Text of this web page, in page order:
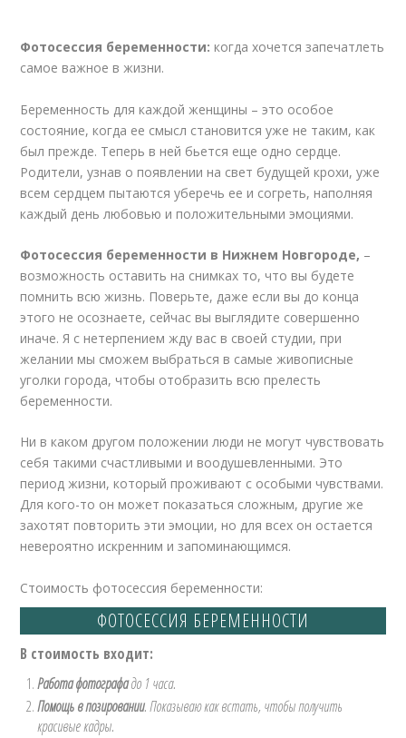
Фотосессия беременности: когда хочется запечатлеть
самое важное в жизни.
Беременность для каждой женщины – это особое
состояние, когда ее смысл становится уже не таким, как
был прежде. Теперь в ней бьется еще одно сердце.
Родители, узнав о появлении на свет будущей крохи, уже
всем сердцем пытаются уберечь ее и согреть, наполняя
каждый день любовью и положительными эмоциями.
Фотосессия беременности в Нижнем Новгороде, –
возможность оставить на снимках то, что вы будете
помнить всю жизнь. Поверьте, даже если вы до конца
этого не осознаете, сейчас вы выглядите совершенно
иначе. Я с нетерпением жду вас в своей студии, при
желании мы сможем выбраться в самые живописные
уголки города, чтобы отобразить всю прелесть
беременности.
Ни в каком другом положении люди не могут чувствовать
себя такими счастливыми и воодушевленными. Это
период жизни, который проживают с особыми чувствами.
Для кого-то он может показаться сложным, другие же
захотят повторить эти эмоции, но для всех он остается
невероятно искренним и запоминающимся.
Стоимость фотосессия беременности:
ФОТОСЕССИЯ БЕРЕМЕННОСТИ
В стоимость входит:
Работа фотографадо 1 часа.
Помощь в позировании. Показываю как встать, чтобы получить
красивые кадры.